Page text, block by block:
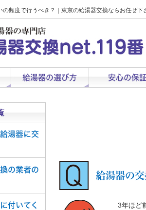
の頻度で行うべき？｜東京の給湯器交換ならお任せ下
給湯器の選び方 安心の保
湯器に交
の業者の
付いてく
給湯器の
3年ほど